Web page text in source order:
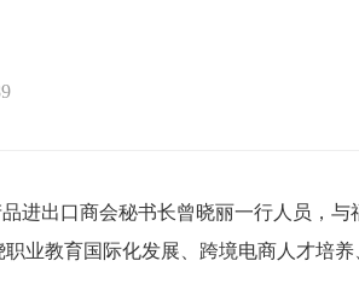
进出口商会秘书长曾晓丽一行人员，
业教育国际化发展、跨境电商人才培